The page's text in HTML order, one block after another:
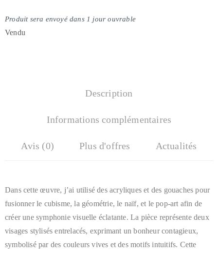
Produit sera envoyé dans 1 jour ouvrable
Vendu
Description
Informations complémentaires
Avis (0) Plus d'offres Actualités
Dans cette œuvre, j’ai utilisé des acryliques et des gouaches pour
fusionner le cubisme, la géométrie, le naïf, et le pop-art afin de
créer une symphonie visuelle éclatante. La pièce représente deux
visages stylisés entrelacés, exprimant un bonheur contagieux,
symbolisé par des couleurs vives et des motifs intuitifs. Cette